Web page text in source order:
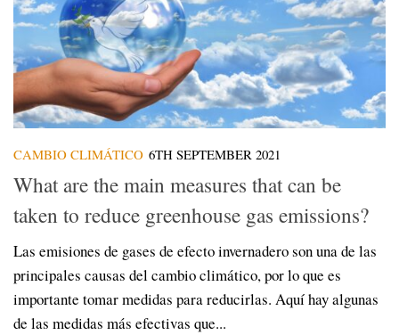
CAMBIO CLIMÁTICO 6TH SEPTEMBER 2021
What are the main measures that can be
taken to reduce greenhouse gas emissions?
Las emisiones de gases de efecto invernadero son una de las
principales causas del cambio climático, por lo que es
importante tomar medidas para reducirlas. Aquí hay algunas
de las medidas más efectivas que...